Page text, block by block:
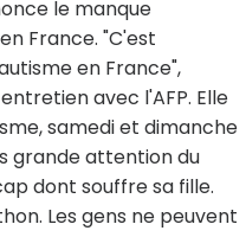
le manque
France. "C'est
en France",
avec l'AFP. Elle
samedi et dimanche
grande attention du
dont souffre sa fille.
Les gens ne peuvent